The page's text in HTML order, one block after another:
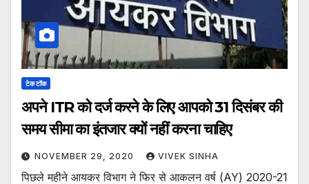
टेक टॉक
अपने ITR को दर्ज करने के लिए आपको 31 दिसंबर की
समय सीमा का इंतजार क्यों नहीं करना चाहिए
NOVEMBER 29, 2020 VIVEK SINHA
पिछले महीने आयकर विभाग ने फिर से आकलन वर्ष (AY) 2020-21